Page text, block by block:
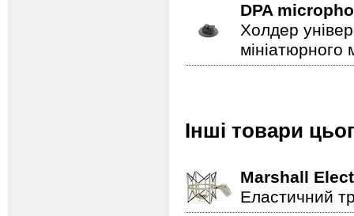
DPA
Холдер
мініатюрного
Інші товари
Marshall
Еластичний